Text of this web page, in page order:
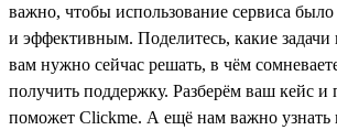
важно, чтобы использование сервиса
и эффективным. Поделитесь, какие
вам нужно сейчас решать, в чём
получить поддержку. Разберём ваш кейс
поможет Clickme. А ещё нам важно узнать